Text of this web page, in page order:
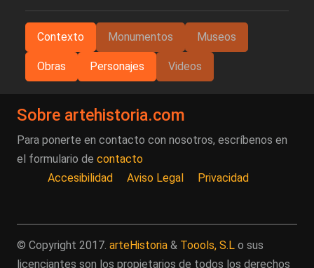
Contexto Monumentos Museos
Obras Personajes Videos
Sobre artehistoria.com
Para ponerte en contacto con nosotros, escríbenos en
el formulario de contacto
Accesibilidad
Aviso Legal Privacidad
© Copyright 2017. arteHistoria & Toools, S.L o sus
licenciantes son los propietarios de todos los derechos